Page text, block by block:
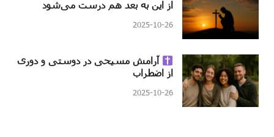
از این به بعد هم درست می‌شود
2025-10-26
آرامش مسیحی در دوستی و دوری
از اضطراب
2025-10-26